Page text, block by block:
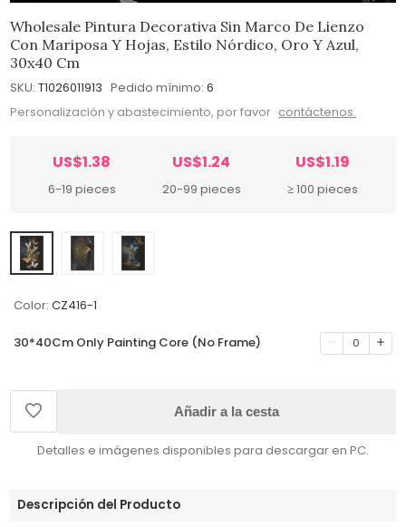
Wholesale Pintura Decorativa Sin Marco De Lienzo
Con Mariposa Y Hojas, Estilo Nórdico, Oro Y Azul,
30x40 Cm
SKU: T1026011913 Pedido mínimo: 6
Personalización y abastecimiento, por favor contáctenos.
US$1.38
6-19 pieces
US$1.24
20-99 pieces
US$1.19
≥ 100 pieces
Color: CZ416-1
30*40Cm Only Painting Core (No Frame) 0
Añadir a la cesta
Detalles e imágenes disponibles para descargar en PC.
Descripción del Producto